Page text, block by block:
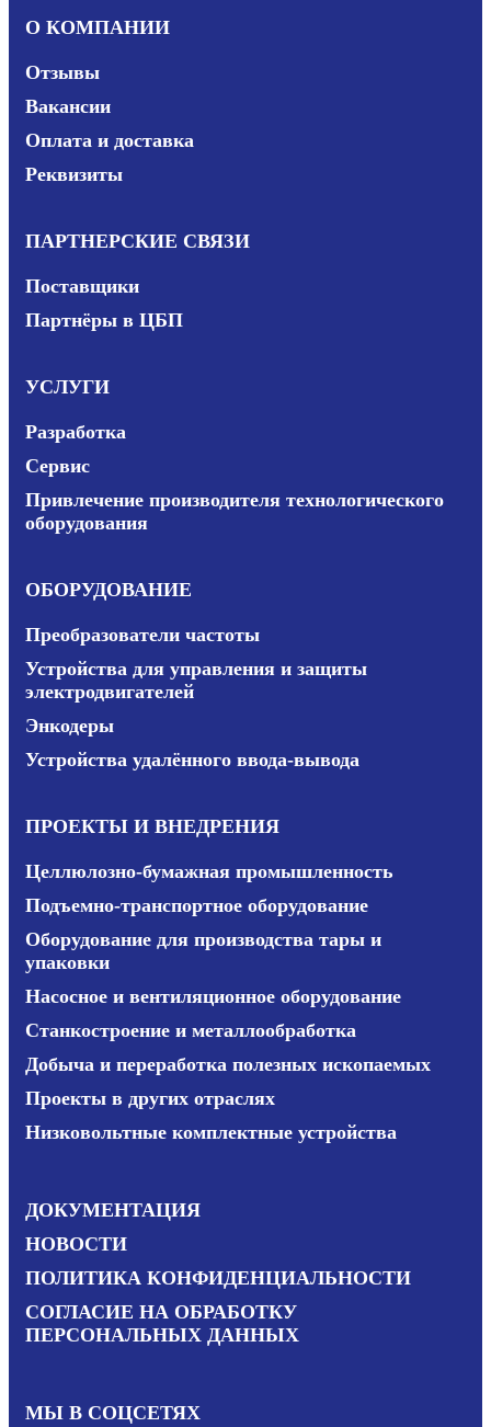
О КОМПАНИИ
Отзывы
Вакансии
Оплата и доставка
Реквизиты
ПАРТНЕРСКИЕ СВЯЗИ
Поставщики
Партнёры в ЦБП
УСЛУГИ
Разработка
Сервис
Привлечение производителя технологического
оборудования
ОБОРУДОВАНИЕ
Преобразователи частоты
Устройства для управления и защиты
электродвигателей
Энкодеры
Устройства удалённого ввода-вывода
ПРОЕКТЫ И ВНЕДРЕНИЯ
Целлюлозно-бумажная промышленность
Подъемно-транспортное оборудование
Оборудование для производства тары и
упаковки
Насосное и вентиляционное оборудование
Станкостроение и металлообработка
Добыча и переработка полезных ископаемых
Проекты в других отраслях
Низковольтные комплектные устройства
ДОКУМЕНТАЦИЯ
НОВОСТИ
ПОЛИТИКА КОНФИДЕНЦИАЛЬНОСТИ
СОГЛАСИЕ НА ОБРАБОТКУ
ПЕРСОНАЛЬНЫХ ДАННЫХ
МЫ В СОЦСЕТЯХ